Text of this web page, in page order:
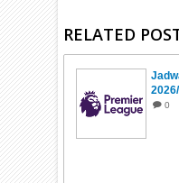
RELATED
0